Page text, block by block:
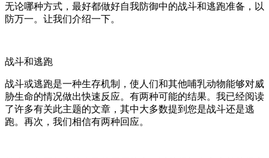
无论哪种方式，最好都做好自我防御中的战斗和逃跑准备，以
防万一。让我们介绍一下。
战斗和逃跑
战斗或逃跑是一种生存机制，使人们和其他哺乳动物能够对威
胁生命的情况做出快速反应。有两种可能的结果。我已经阅读
了许多有关此主题的文章，其中大多数提到您是战斗还是逃
跑。再次，我们相信有两种回应。